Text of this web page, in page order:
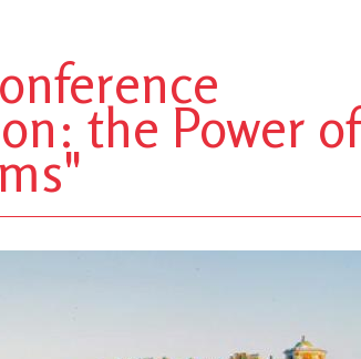
the Power of